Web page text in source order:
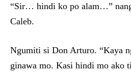
“Sir… hindi ko po alam…”
Caleb.
Ngumiti si Don Arturo. “Kaya
ginawa mo. Kasi hindi mo ako